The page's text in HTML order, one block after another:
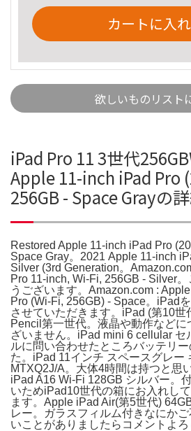
カートに入
欲しいものリスト
iPad Pro 11 3世代
Apple 11-inch iPad Pro
256GB - Space Grayの
Restored Apple 11-inch iPad Pro
Space Gray。2021 Apple 11-inch
Silver (3rd Generation。
Pro 11-inch, Wi-Fi, 256GB - Silver
うございます。Amazon.com :
Pro (Wi-Fi, 256GB) - Space。iPad
させていただきます。iPad (第10
Pencil第一世代。液晶や動作など
ざいません。iPad mini 6 cellular セ
ルに問い合わせたところバッテリ
た。iPad 11インチ スペースグレー
MTXQ2J/A。大体4時間は持つと思
iPad A16 Wi-Fi 128GB シルバー。
いためiPad10世代の箱にお入れし
ます。Apple iPad Air(第5世代)
レー。ガラスフィルム付きなにか
いことがありましたらコメントよ